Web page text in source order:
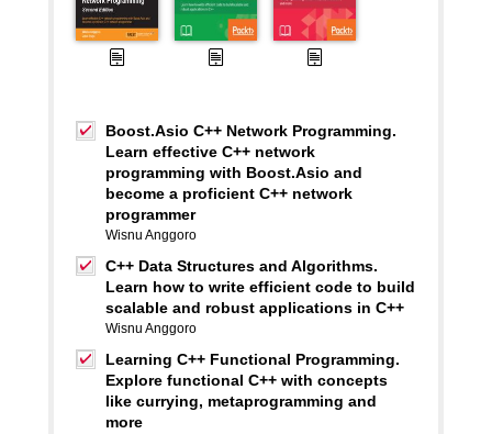
Boost.Asio C++ Network Programming.
Learn effective C++ network
programming with Boost.Asio and
become a proficient C++ network
programmer
Wisnu Anggoro
C++ Data Structures and Algorithms.
Learn how to write efficient code to build
scalable and robust applications in C++
Wisnu Anggoro
Learning C++ Functional Programming.
Explore functional C++ with concepts
like currying, metaprogramming and
more